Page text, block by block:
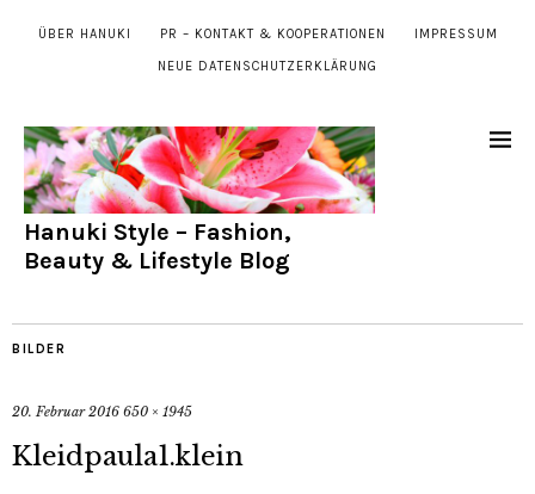
ÜBER HANUKI PR – KONTAKT & KOOPERATIONEN IMPRESSUM
NEUE DATENSCHUTZERKLÄRUNG
Hanuki Style – Fashion,
Beauty & Lifestyle Blog
BILDER
20. Februar 2016 650 × 1945
Kleidpaula1.klein